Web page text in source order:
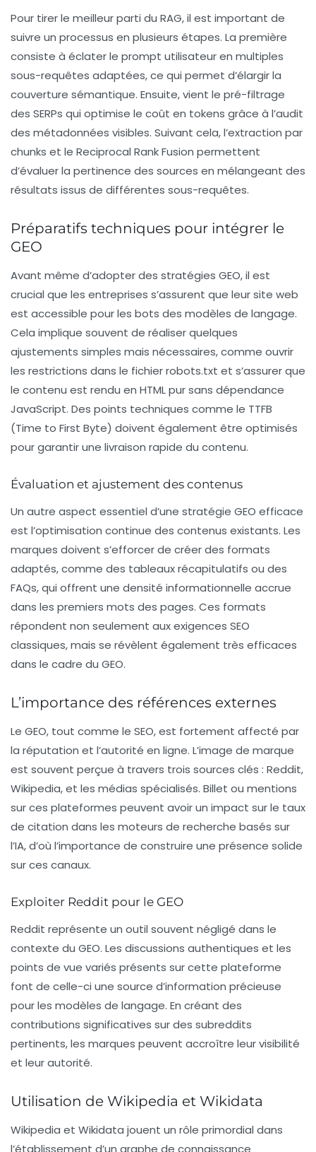
Pour tirer le meilleur parti du RAG, il est important de
suivre un processus en plusieurs étapes. La première
consiste à éclaterle prompt utilisateur en multiples
sous-requêtes adaptées, ce qui permet d’élargir la
couverture sémantique. Ensuite, vient le pré-filtrage
des SERPs qui optimise le coût en tokens grâce à l’audit
des métadonnées visibles. Suivant cela, l’extraction par
chunks et le Reciprocal Rank Fusion permettent
d’évaluer la pertinence des sources en mélangeant des
résultats issus de différentes sous-requêtes.
Préparatifs techniques pour intégrer le
GEO
Avant même d’adopter des stratégies GEO, il est
crucial que les entreprises s’assurent que leur site web
est accessible pour les bots des modèles de langage.
Cela implique souvent de réaliser quelques
ajustements simples mais nécessaires, comme ouvrir
les restrictions dans le fichierrobots.txt et s’assurer que
le contenu est rendu en HTML pur sans dépendance
JavaScript. Des points techniques comme le TTFB
(Time to First Byte) doivent également être optimisés
pour garantir une livraison rapide du contenu.
Évaluation et ajustement des contenus
Un autre aspect essentiel d’une stratégie GEO efficace
est l’optimisation continue des contenus existants. Les
marques doivent s’efforcer de créer des formats
adaptés, comme des tableaux récapitulatifs ou des
FAQs, qui offrent une densité informationnelle accrue
dans les premiers mots des pages. Ces formats
répondent non seulement aux exigences SEO
classiques, mais se révèlent également très efficaces
dans le cadre du GEO.
L’importance des références externes
Le GEO, tout comme le SEO, est fortement affecté par
la réputation et l’autorité en ligne. L’image de marque
est souvent perçue à travers trois sources clés : Reddit,
Wikipedia, et les médias spécialisés. Billet ou mentions
sur ces plateformes peuvent avoir un impact sur le taux
de citation dans les moteurs de recherche basés sur
l’IA, d’où l’importance de construire une présence solide
sur ces canaux.
Exploiter Reddit pour le GEO
Reddit représente un outil souvent négligé dans le
contexte du GEO. Les discussions authentiques et les
points de vue variés présents sur cette plateforme
font de celle-ci une source d’information précieuse
pour les modèles de langage. En créant des
contributions significatives sur des subreddits
pertinents, les marques peuvent accroître leur visibilité
et leur autorité.
Utilisation de Wikipedia et Wikidata
Wikipedia et Wikidata jouent un rôle primordial dans